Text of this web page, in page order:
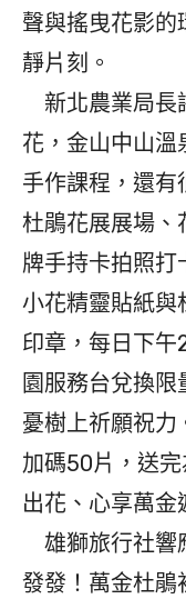
聲與搖曳花影的
靜片刻。
新北農業局長
花，金山中山溫
手作課程，還有
杜鵑花展展場、
牌手持卡拍照打
小花精靈貼紙與
印章，每日下
園服務台兌換
憂樹上祈願祝力
加碼50片，送
出花、心享萬金
雄獅旅行社響
發發！萬金杜鵑